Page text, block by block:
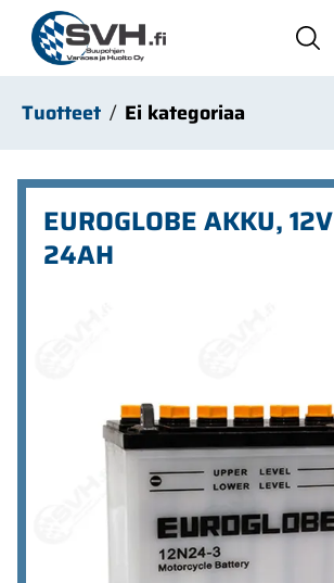
Siirry pääsisältöön
Tuotteet Ei kategoriaa
EUROGLOBE AKKU, 12V
24AH